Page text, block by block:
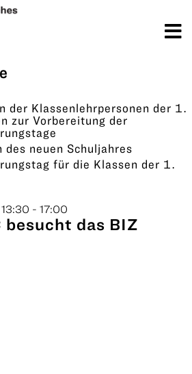
der Klassenlehrpersonen der 1.
zur Vorbereitung der
des neuen Schuljahres
für die Klassen der 1.
- 17:00
besucht das BIZ